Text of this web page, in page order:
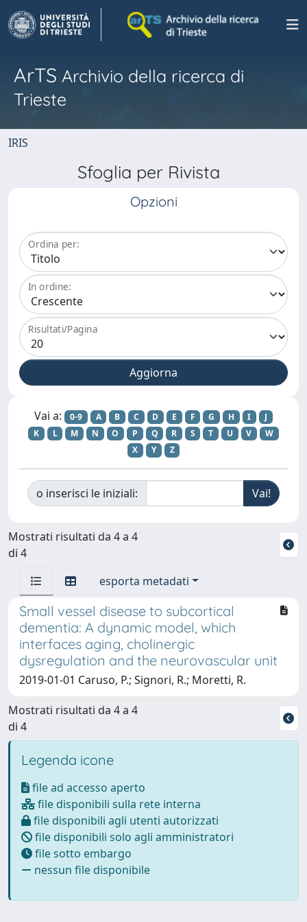
ArTS Archivio della ricerca di
Trieste
IRIS
Sfoglia per Rivista
Opzioni
Ordina per:
In ordine:
Risultati/Pagina
Vai a: 0-9 A B C D E F G H I
J
K
L M N O P Q R S T U V
W
X
Y Z
o inserisci le iniziali:
Mostrati risultati da 4 a 4
di 4
esporta metadati
Small vessel disease to subcortical
dementia: A dynamic model, which
interfaces aging, cholinergic
dysregulation and the neurovascular unit
2019-01-01 Caruso, P.; Signori, R.; Moretti, R.
Mostrati risultati da 4 a 4
di 4
Legenda icone
file ad accesso aperto
file disponibili sulla rete interna
file disponibili agli utenti autorizzati
file disponibili solo agli amministratori
file sotto embargo
nessun file disponibile